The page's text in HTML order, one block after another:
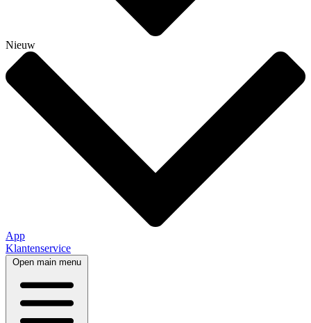
Nieuw
App
Klantenservice
Open main menu